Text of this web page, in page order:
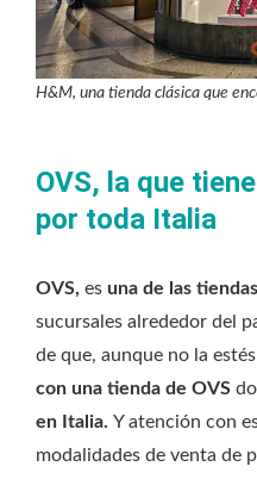
H&M, una tienda clásica que
OVS, la que
por toda Italia
OVS, es una de las
sucursales alrededor del
de que, aunque no la
con una tienda de OVS
en Italia. Y atención con
modalidades de venta de